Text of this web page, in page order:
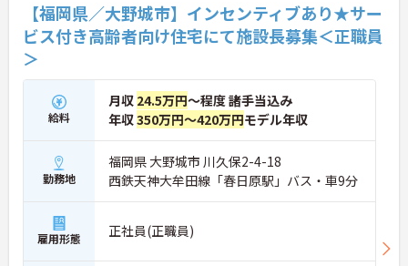
【福岡県／大野城市】インセンティブあり★サー
ビス付き高齢者向け住宅にて施設長募集＜正職員
＞
給料
月収 24.5万円～程度 諸手当込み
年収350万円～420万円モデル年収
勤務地
福岡県 大野城市 川久保2-4-18
西鉄天神大牟田線「春日原駅」バス・車9分
雇用形態 正社員(正職員)